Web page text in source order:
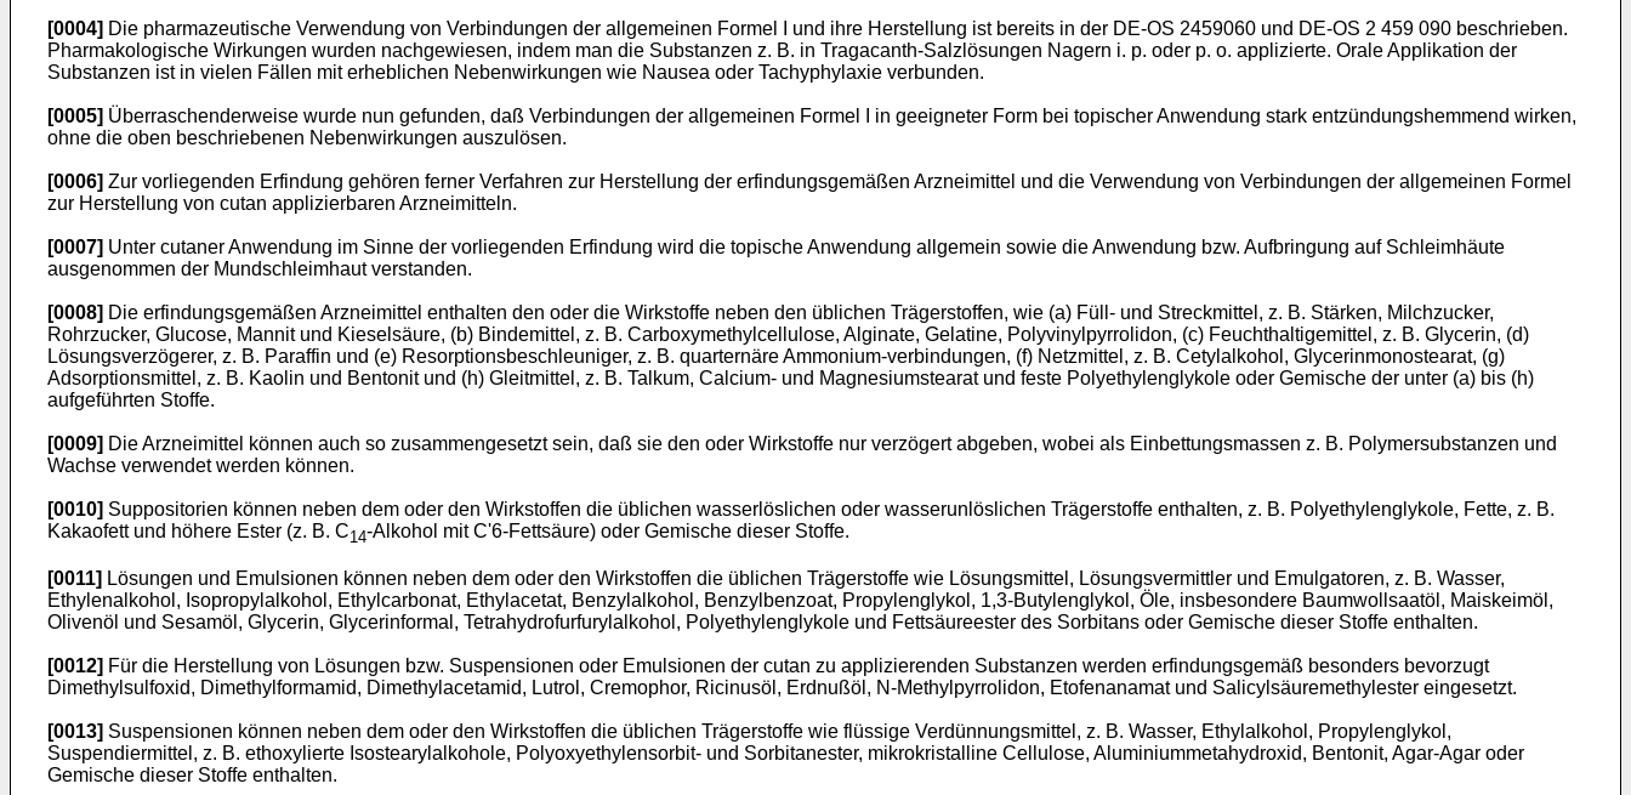
[0004] Die pharmazeutische Verwendung von Verbindungen der allgemeinen Formel I und ihre Herstellung ist bereits in der DE-OS 2459060 und DE-OS 2 459 090 beschrieben.
Pharmakologische Wirkungen wurden nachgewiesen, indem man die Substanzen z. B. in Tragacanth-Salzlösungen Nagern i. p. oder p. o. applizierte. Orale Applikation der
Substanzen ist in vielen Fällen mit erheblichen Nebenwirkungen wie Nausea oder Tachyphylaxie verbunden.
[0005] Überraschenderweise wurde nun gefunden, daß Verbindungen der allgemeinen Formel I in geeigneter Form bei topischer Anwendung stark entzündungshemmend wirken,
ohne die oben beschriebenen Nebenwirkungen auszulösen.
[0006] Zur vorliegenden Erfindung gehören ferner Verfahren zur Herstellung der erfindungsgemäßen Arzneimittel und die Verwendung von Verbindungen der allgemeinen Formel
zur Herstellung von cutan applizierbaren Arzneimitteln.
[0007] Unter cutaner Anwendung im Sinne der vorliegenden Erfindung wird die topische Anwendung allgemein sowie die Anwendung bzw. Aufbringung auf Schleimhäute
ausgenommen der Mundschleimhaut verstanden.
[0008] Die erfindungsgemäßen Arzneimittel enthalten den oder die Wirkstoffe neben den üblichen Trägerstoffen, wie (a) Füll- und Streckmittel, z. B. Stärken, Milchzucker,
Rohrzucker, Glucose, Mannit und Kieselsäure, (b) Bindemittel, z. B. Carboxymethylcellulose, Alginate, Gelatine, Polyvinylpyrrolidon, (c) Feuchthaltigemittel, z. B. Glycerin, (d)
Lösungsverzögerer, z. B. Paraffin und (e) Resorptionsbeschleuniger, z. B. quarternäre Ammonium-verbindungen, (f) Netzmittel, z. B. Cetylalkohol, Glycerinmonostearat, (g)
Adsorptionsmittel, z. B. Kaolin und Bentonit und (h) Gleitmittel, z. B. Talkum, Calcium- und Magnesiumstearat und feste Polyethylenglykole oder Gemische der unter (a) bis (h)
aufgeführten Stoffe.
[0009] Die Arzneimittel können auch so zusammengesetzt sein, daß sie den oder Wirkstoffe nur verzögert abgeben, wobei als Einbettungsmassen z. B. Polymersubstanzen und
Wachse verwendet werden können.
[0010] Suppositorien können neben dem oder den Wirkstoffen die üblichen wasserlöslichen oder wasserunlöslichen Trägerstoffe enthalten, z. B. Polyethylenglykole, Fette, z. B.
Kakaofett und höhere Ester (z. B. C14-Alkohol mit C'6-Fettsäure) oder Gemische dieser Stoffe.
[0011] Lösungen und Emulsionen können neben dem oder den Wirkstoffen die üblichen Trägerstoffe wie Lösungsmittel, Lösungsvermittler und Emulgatoren, z. B. Wasser,
Ethylenalkohol, Isopropylalkohol, Ethylcarbonat, Ethylacetat, Benzylalkohol, Benzylbenzoat, Propylenglykol, 1,3-Butylenglykol, Öle, insbesondere Baumwollsaatöl, Maiskeimöl,
Olivenöl und Sesamöl, Glycerin, Glycerinformal, Tetrahydrofurfurylalkohol, Polyethylenglykole und Fettsäureester des Sorbitans oder Gemische dieser Stoffe enthalten.
[0012] Für die Herstellung von Lösungen bzw. Suspensionen oder Emulsionen der cutan zu applizierenden Substanzen werden erfindungsgemäß besonders bevorzugt
Dimethylsulfoxid, Dimethylformamid, Dimethylacetamid, Lutrol, Cremophor, Ricinusöl, Erdnußöl, N-Methylpyrrolidon, Etofenanamat und Salicylsäuremethylester eingesetzt.
[0013] Suspensionen können neben dem oder den Wirkstoffen die üblichen Trägerstoffe wie flüssige Verdünnungsmittel, z. B. Wasser, Ethylalkohol, Propylenglykol,
Suspendiermittel, z. B. ethoxylierte Isostearylalkohole, Polyoxyethylensorbit- und Sorbitanester, mikrokristalline Cellulose, Aluminiummetahydroxid, Bentonit, Agar-Agar oder
Gemische dieser Stoffe enthalten.